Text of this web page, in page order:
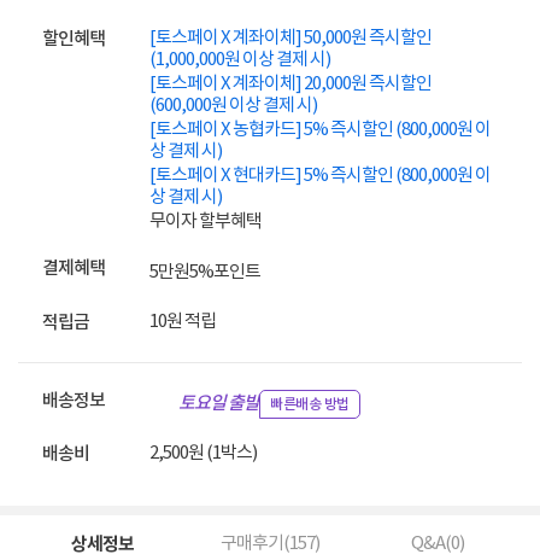
할인혜택
[토스페이 X 계좌이체] 50,000원 즉시할인
(1,000,000원 이상 결제 시)
[토스페이 X 계좌이체] 20,000원 즉시할인
(600,000원 이상 결제 시)
[토스페이 X 농협카드] 5% 즉시할인 (800,000원 이
상 결제 시)
[토스페이 X 현대카드] 5% 즉시할인 (800,000원 이
상 결제 시)
무이자 할부혜택
결제혜택 5만원5%포인트
적립금 10원 적립
배송정보 토요일 출발 빠른배송 방법
배송비 2,500원 (1박스)
상세정보 구매후기(157) Q&A(0)